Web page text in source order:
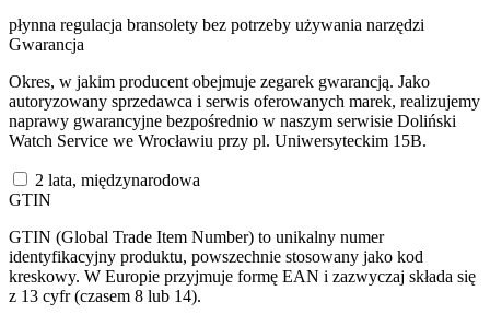
płynna regulacja bransolety bez potrzeby używania narzędzi
Gwarancja
Okres, w jakim producent obejmuje zegarek gwarancją. Jako
autoryzowany sprzedawca i serwis oferowanych marek, realizujemy
naprawy gwarancyjne bezpośrednio w naszym serwisie Doliński
Watch Service we Wrocławiu przy pl. Uniwersyteckim 15B.
2 lata, międzynarodowa
GTIN
GTIN (Global Trade Item Number) to unikalny numer
identyfikacyjny produktu, powszechnie stosowany jako kod
kreskowy. W Europie przyjmuje formę EAN i zazwyczaj składa się
z 13 cyfr (czasem 8 lub 14).